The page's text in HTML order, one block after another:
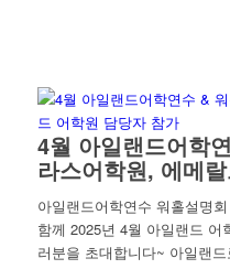
4월 아일랜드어학
라스어학원, 에메
아일랜드어학연수 워홀설명
함께 2025년 4월 아일랜드
러분을 초대합니다~ 아일랜